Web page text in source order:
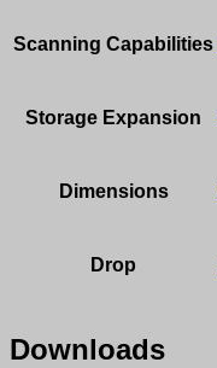
Scanning Capabilities
Storage Expansion
Dimensions
Drop
Downloads